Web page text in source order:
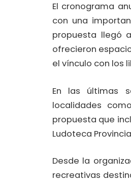
El cronograma
con una
propuesta llegó
ofrecieron
el vínculo con los
En las últimas
localidades
propuesta que
Ludoteca
Desde la
recreativas